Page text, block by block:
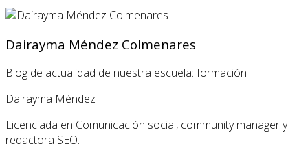
Dairayma Méndez Colmenares
Blog de actualidad de nuestra escuela: formación
Dairayma Méndez
Licenciada en Comunicación social, community manager y
redactora SEO.